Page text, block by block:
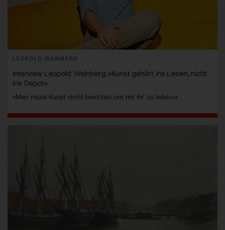
LEOPOLD WEINBERG
Interview Leopold Weinberg: «Kunst gehört ins Leben, nicht
ins Depot»
«Man muss Kunst nicht besitzen, um mit ihr zu leben.»